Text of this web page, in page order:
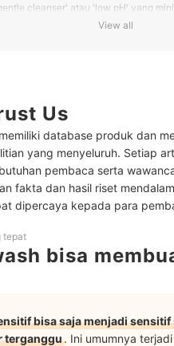
cleanser' atau 'low pH' yang
Sensitif Terbaik
kulit sensitif lainnya di sini
View all
Us
database produk dan
yang menyeluruh. Setiap
pembaca serta
fakta dan hasil riset
dipercaya kepada para
tepat
bisa
bisa saja menjadi sensitif
terganggu. Ini umumnya